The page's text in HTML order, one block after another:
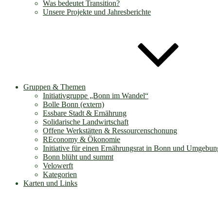
Was bedeutet Transition?
Unsere Projekte und Jahresberichte
Gruppen & Themen
Initiativgruppe „Bonn im Wandel“
Bolle Bonn (extern)
Essbare Stadt & Ernährung
Solidarische Landwirtschaft
Offene Werkstätten & Ressourcenschonung
REconomy & Ökonomie
Initiative für einen Ernährungsrat in Bonn und
Bonn blüht und summt
Velowerft
Kategorien
Karten und Links